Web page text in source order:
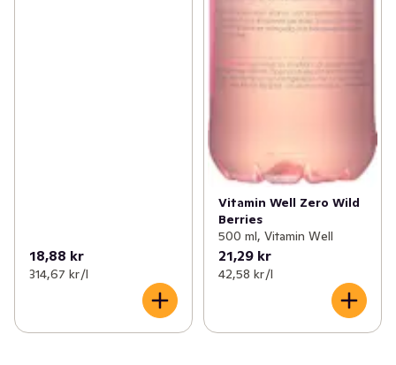
18,88 kr
314,67 kr /l
Vitamin Well Zero Wild
Berries
500 ml, Vitamin Well
21,29 kr
42,58 kr /l